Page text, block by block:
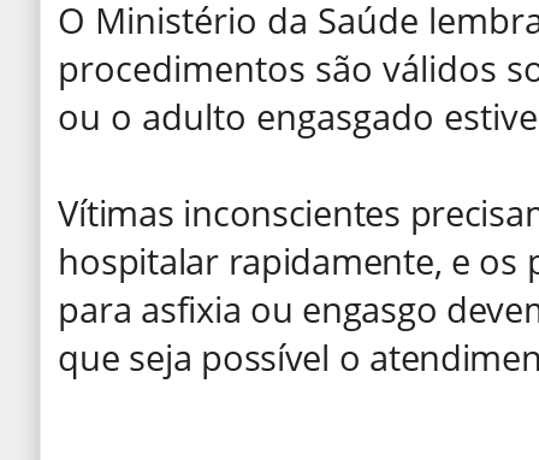
O Ministério da Saúde
procedimentos são válidos
ou o adulto engasgado
Vítimas inconscientes
hospitalar rapidamente, e os
para asfixia ou engasgo
que seja possível o